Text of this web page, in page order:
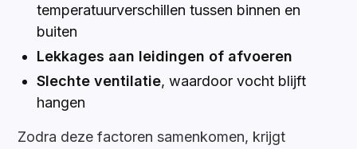
temperatuurverschillen tussen binnen en
buiten
Lekkages aan leidingen of afvoeren
Slechte ventilatie, waardoor vocht blijft
hangen
Zodra deze factoren samenkomen, krijgt